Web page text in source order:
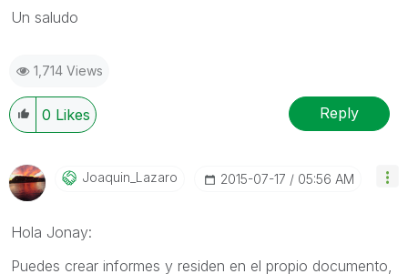
Un saludo
1,714 Views
0 Likes Reply
Joaquin_Lazaro ‎2015-07-17 05:56 AM
Hola Jonay:
Puedes crear informes y residen en el propio documento,